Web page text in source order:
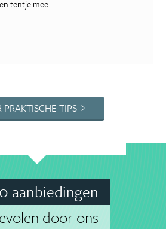
tentje mee...
PRAKTISCHE TIPS
aanbiedingen
door ons